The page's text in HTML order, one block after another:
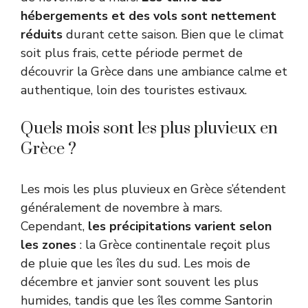
hébergements et des vols sont nettement
réduits durant cette saison. Bien que le climat
soit plus frais, cette période permet de
découvrir la Grèce dans une ambiance calme et
authentique, loin des touristes estivaux.
Quels mois sont les plus pluvieux en
Grèce ?
Les mois les plus pluvieux en Grèce s’étendent
généralement de novembre à mars.
Cependant, les précipitations varient selon
les zones : la Grèce continentale reçoit plus
de pluie que les îles du sud. Les mois de
décembre et janvier sont souvent les plus
humides, tandis que les îles comme Santorin